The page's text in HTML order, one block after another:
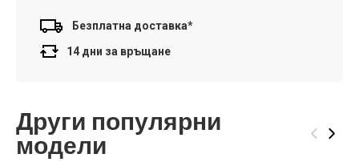
Безплатна доставка*
14 дни за връщане
Други популярни
модели ‹ ›